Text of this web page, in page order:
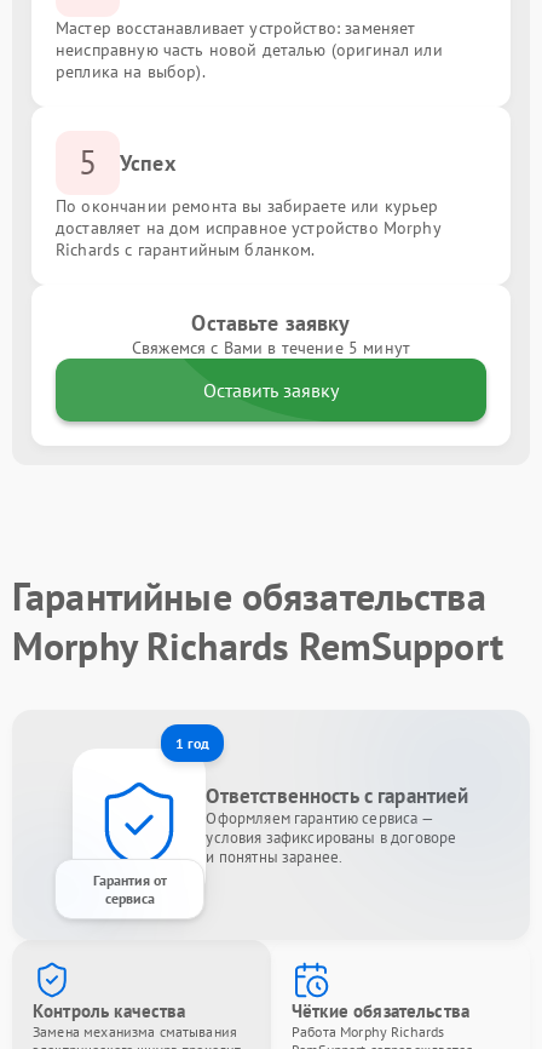
Мастер восстанавливает устройство: заменяет
неисправную часть новой деталью (оригинал или
реплика на выбор).
5 Успех
По окончании ремонта вы забираете или курьер
доставляет на дом исправное устройство Morphy
Richards с гарантийным бланком.
Оставьте заявку
Свяжемся с Вами в течение 5 минут
Оставить заявку
Гарантийные обязательства
Morphy Richards RemSupport
1 год
Гарантия от
сервиса
Ответственность с гарантией
Оформляем гарантию сервиса —
условия зафиксированы в договоре
и понятны заранее.
Контроль качества
Замена механизма сматывания
Чёткие обязательства
Работа Morphy Richards